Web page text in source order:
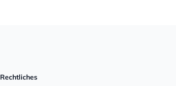
Rechtliches